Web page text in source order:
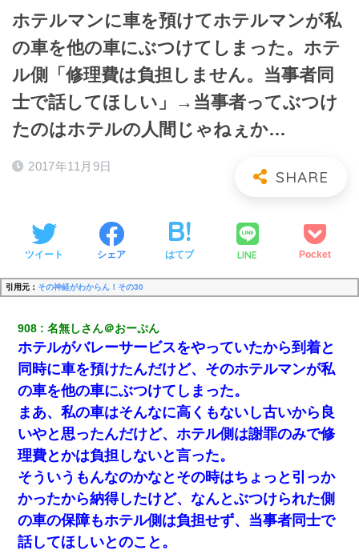
ホテルマンに車を預けてホテルマンが私
の車を他の車にぶつけてしまった。ホテ
ル側「修理費は負担しません。当事者同
士で話してほしい」→当事者ってぶつけ
たのはホテルの人間じゃねぇか…
2017年11月9日
ツイート シェア はてブ LINE Pocket
引用元： その神経がわからん！その30
908 名無しさん＠おーぷん
ホテルがバレーサービスをやっていたから到着と
同時に車を預けたんだけど、そのホテルマンが私
の車を他の車にぶつけてしまった。
まあ、私の車はそんなに高くもないし古いから良
いやと思ったんだけど、ホテル側は謝罪のみで修
理費とかは負担しないと言った。
そういうもんなのかなとその時はちょっと引っか
かったから納得したけど、なんとぶつけられた側
の車の保障もホテル側は負担せず、当事者同士で
話してほしいとのこと。